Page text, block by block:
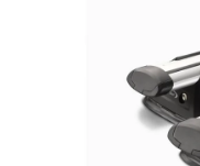
AUTODOPLŇKY